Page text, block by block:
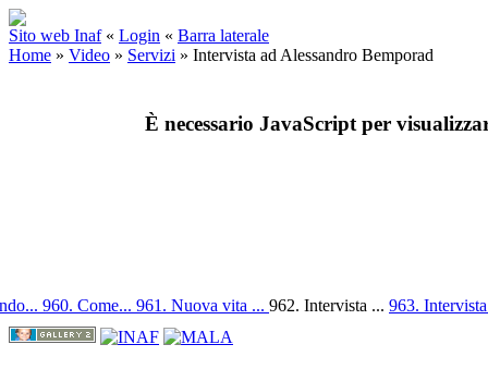
Sito web Inaf « Login « Barra laterale
Home » Video » Servizi » Intervista ad Alessandro Bemporad
È necessario JavaScript per
960. Come... 961. Nuova vita ... 962. Intervista ... 963.